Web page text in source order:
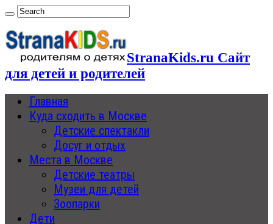
StranaKids.ru Сайт
для детей и родителей
Главная
Куда сходить в Москве
Детские спектакли
Досуг и отдых
Места в Москве
Детские театры
Музеи для детей
Зоопарки
Дети